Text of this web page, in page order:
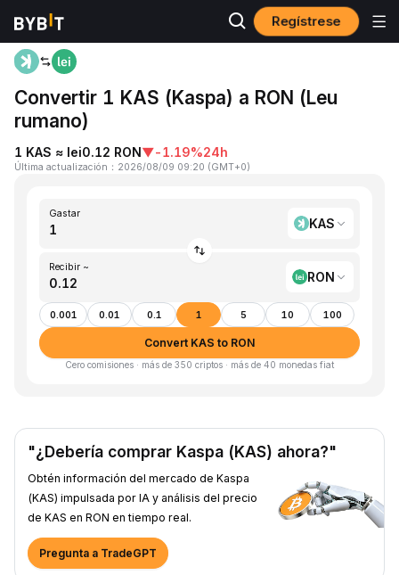
Regístrese
Inicio KAS to RON
Convertir 1 KAS (Kaspa) a RON (Leu
rumano)
1 KAS ≈ lei0.12 RON▼-1.19%24h
Última actualización ： 2026/08/09 09:20 (GMT+0)
Gastar
KAS
Recibir ~
RON
0.001 0.01 0.1 1 5 10 100
Convert KAS to RON
Cero comisiones · más de 350 criptos · más de 40 monedas fiat
"¿Debería comprar Kaspa (KAS) ahora?"
Obtén información del mercado de Kaspa
(KAS) impulsada por IA y análisis del precio
de KAS en RON en tiempo real.
Pregunta a TradeGPT